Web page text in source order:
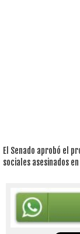
El Senado aprobó el
sociales asesinados